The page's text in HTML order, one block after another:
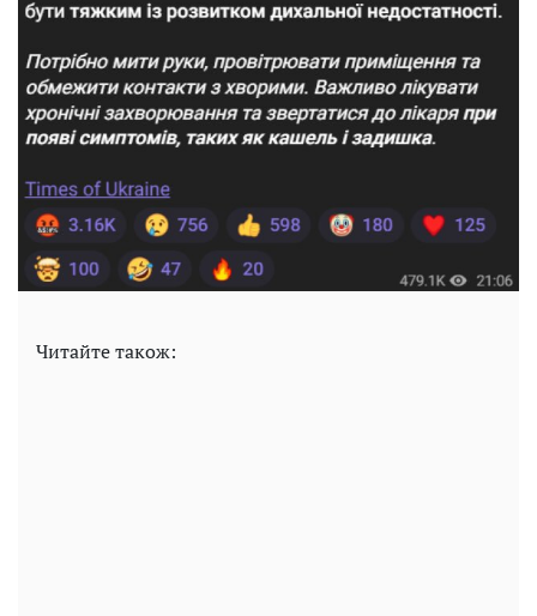
Читайте також: